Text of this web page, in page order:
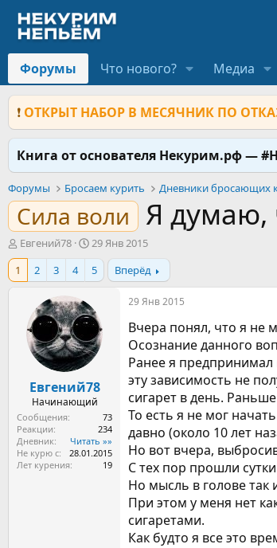
Форумы Что нового? Медиа
❗ ОТКРЫТ НАБОР В МЕСЯЧНИК ПО
Книга от основателя Некурим.рф —
Форумы Бросаем курить Дневники бросающих
Сила воли Я думаю,
А
в
о
Евгений78
Д
а
т
а
а
ч
а
л
29 Янв 2015
1
2 3 4 5 Вперёд
Евгений78
Начинающий
Сообщения
73
Реакции
234
Дневник
Читать »»
Не курю с
28.01.2015
Лет курения
19
29 Янв 2015
Вчера понял, что я не
Осознание данного
Ранее я предпринимал
эту зависимость не
сигарет в день.
То есть я не мог
давно (около 10 лет
Но вот вчера,
С тех пор прошли
Но мысль в голове так
При этом у меня нет
сигаретами.
Как будто я все это